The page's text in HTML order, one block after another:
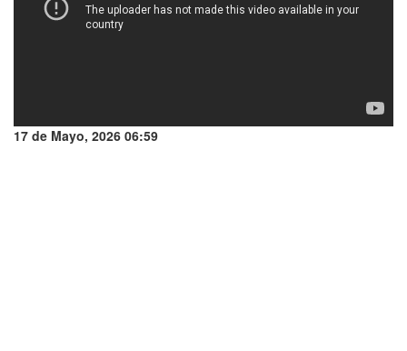
17 de Mayo, 2026 06:59